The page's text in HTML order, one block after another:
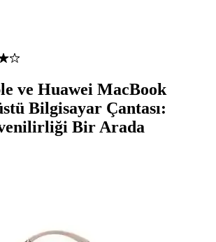
ve Huawei MacBook
Bilgisayar Çantası:
Bir Arada